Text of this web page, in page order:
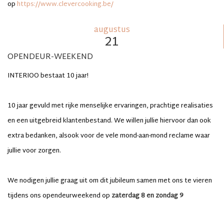
ophttps://www.clevercooking.be/
augustus
21
OPENDEUR-WEEKEND
INTERIOO bestaat 10 jaar!
10 jaar gevuld met rijke menselijke ervaringen, prachtige realisaties
en een uitgebreid klantenbestand. We willen jullie hiervoor dan ook
extra bedanken, alsook voor de vele mond-aan-mond reclame waar
jullie voor zorgen.
We nodigen jullie graag uit om dit jubileum samen met ons te vieren
tijdens ons opendeurweekend op zaterdag 8 en zondag 9